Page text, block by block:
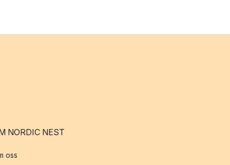
NORDIC NEST
oss